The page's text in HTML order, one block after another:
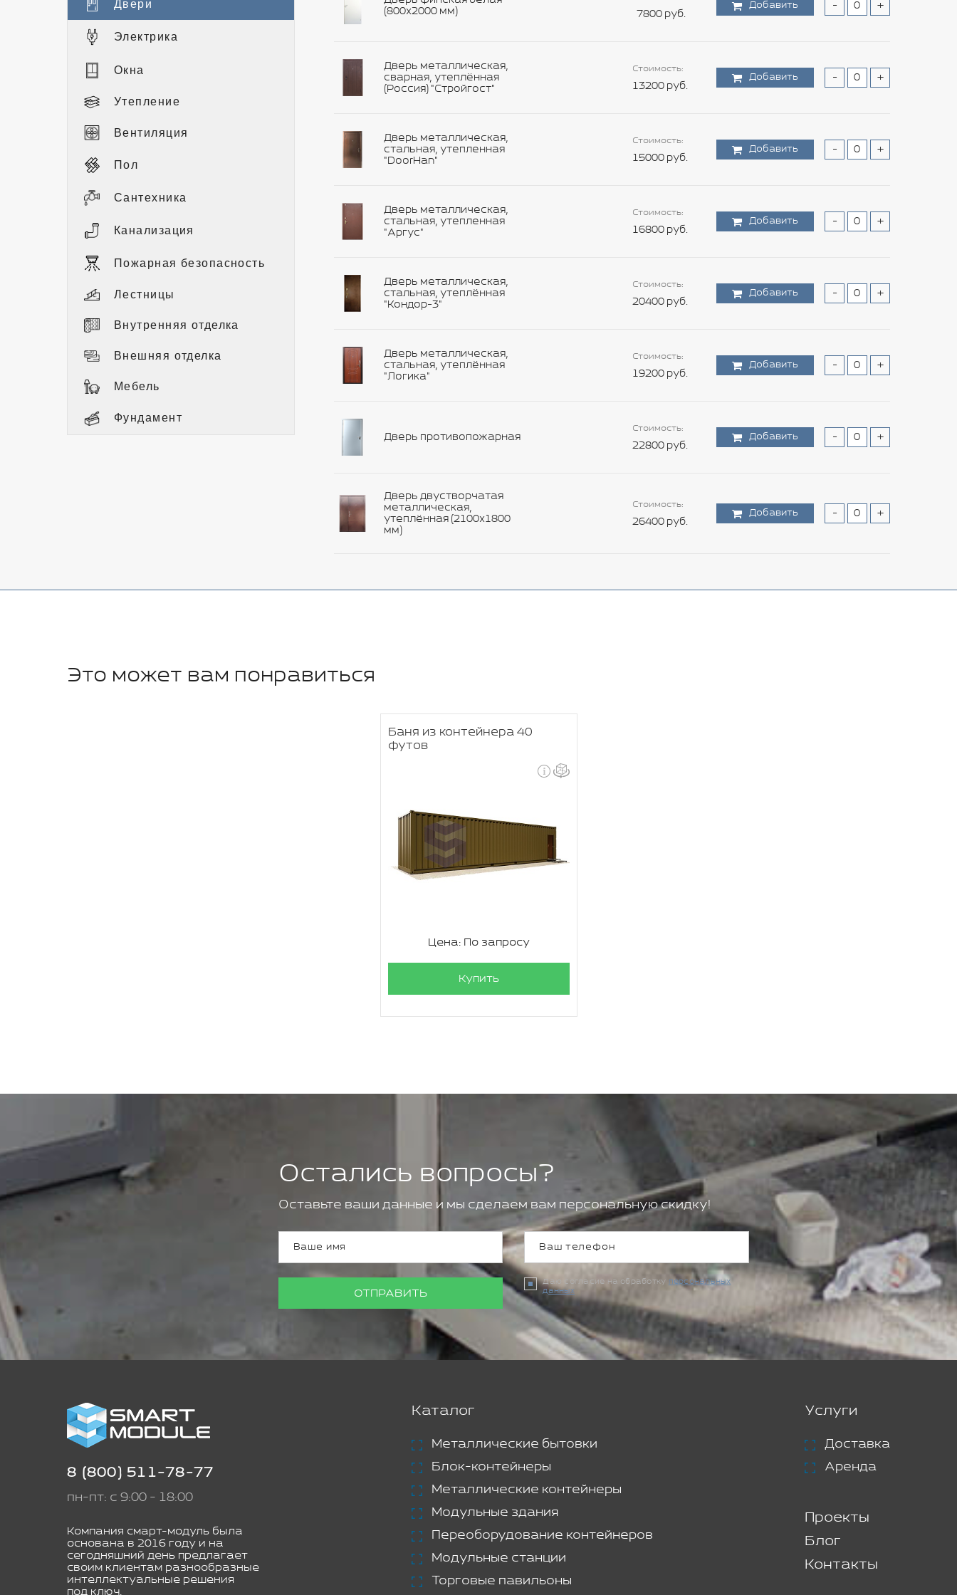
Двери
Электрика
Окна
Утепление
Вентиляция
Пол
Сантехника
Канализация
Пожарная безопасность
Лестницы
Внутренняя отделка
Внешняя отделка
Мебель
Фундамент
(800х2000 мм)
7800 руб.
Добавить - +
Дверь металлическая,
сварная, утеплённая
(Россия) "Стройгост"
Стоимость:
13200 руб.
Добавить - +
Дверь металлическая,
стальная, утепленная
"DoorHan"
Стоимость:
15000 руб.
Добавить - +
Дверь металлическая,
стальная, утепленная
"Аргус"
Стоимость:
16800 руб.
Добавить - +
Дверь металлическая,
стальная, утеплённая
"Кондор-3"
Стоимость:
20400 руб.
Добавить - +
Дверь металлическая,
стальная, утеплённая
"Логика"
Стоимость:
19200 руб.
Добавить - +
Дверь противопожарная
Стоимость:
22800 руб.
Добавить - +
Дверь двустворчатая
металлическая,
утеплённая (2100х1800
мм)
Стоимость:
26400 руб.
Добавить - +
Это может вам понравиться
Баня из контейнера 40
футов
Цена: По запросу
Купить
Остались вопросы?
Оставьте ваши данные и мы сделаем вам персональную скидку!
ОТПРАВИТЬ
Даю согласие на обработку персональных
данных
8 (800) 511-78-77
пн-пт: с 9:00 - 18:00
Компания смарт-модуль была
основана в 2016 году и на
сегодняшний день предлагает
своим клиентам разнообразные
интеллектуальные решения
под ключ.
Каталог
Металлические бытовки
Блок-контейнеры
Металлические контейнеры
Модульные здания
Переоборудование контейнеров
Модульные станции
Торговые павильоны
Услуги
Доставка
Аренда
Проекты
Блог
Контакты